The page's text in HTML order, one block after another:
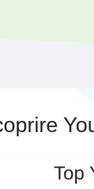
Top